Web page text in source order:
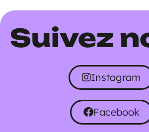
Suivez
Instagram
Facebook